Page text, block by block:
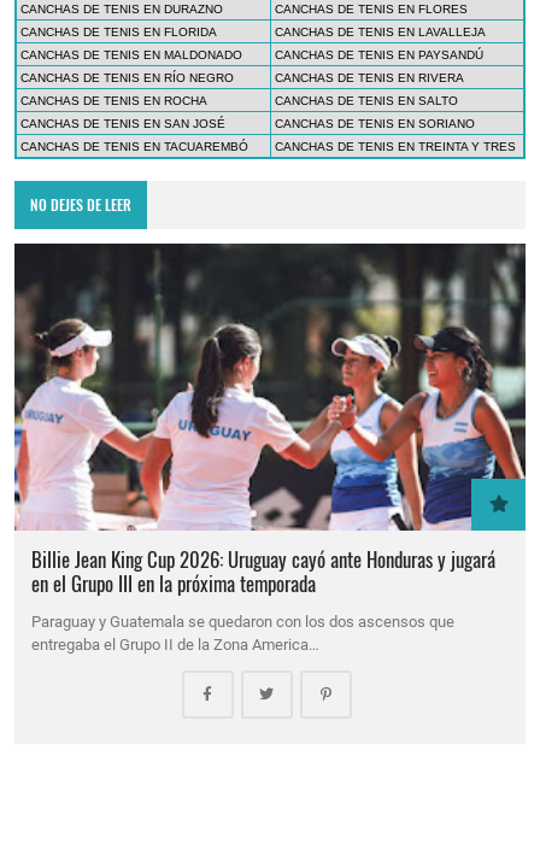
CANCHAS DE TENIS EN DURAZNO
CANCHAS DE TENIS EN FLORES
CANCHAS DE TENIS EN FLORIDA
CANCHAS DE TENIS EN LAVALLEJA
CANCHAS DE TENIS EN MALDONADO
CANCHAS DE TENIS EN PAYSANDÚ
CANCHAS DE TENIS EN RÍO NEGRO
CANCHAS DE TENIS EN RIVERA
CANCHAS DE TENIS EN ROCHA
CANCHAS DE TENIS EN SALTO
CANCHAS DE TENIS EN SAN JOSÉ
CANCHAS DE TENIS EN SORIANO
CANCHAS DE TENIS EN TACUAREMBÓ
CANCHAS DE TENIS EN TREINTA Y TRES
NO DEJES DE LEER
Billie Jean King Cup 2026: Uruguay cayó ante Honduras y jugará
en el Grupo III en la próxima temporada
Paraguay y Guatemala se quedaron con los dos ascensos que
entregaba el Grupo II de la Zona America…